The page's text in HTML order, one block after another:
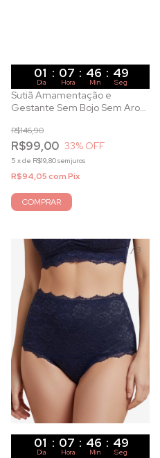
01 : 07 : 46 : 47
Dia Hora Min Seg
Sutiã Amamentação e
Gestante Sem Bojo Sem Aro
R$99,00
R$146,90
33% OFF
5 xde R$19,80sem juros
R$94,05comPix
COMPRAR
1/ 3
01 : 07 : 46 : 47
Dia Hora Min Seg